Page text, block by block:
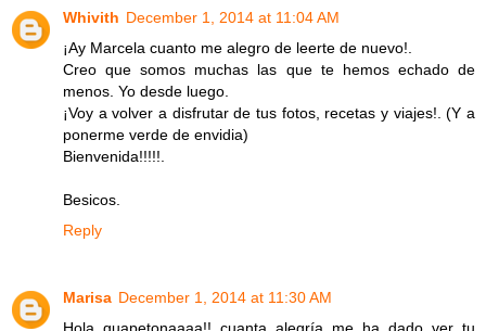
Whivith December 1, 2014 at 11:04 AM
¡Ay Marcela cuanto me alegro de leerte de nuevo!.
Creo que somos muchas las que te hemos echado de
menos. Yo desde luego.
¡Voy a volver a disfrutar de tus fotos, recetas y viajes!. (Y a
ponerme verde de envidia)
Bienvenida!!!!!.
Besicos.
Reply
Marisa December 1, 2014 at 11:30 AM